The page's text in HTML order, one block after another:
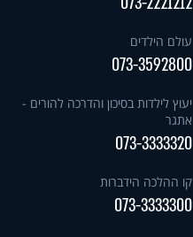
עולם הילדים
073-3592800
יעוץ לילדות בסיכון והדרכה להורים -
אתגר
073-3333320
קו ההלכה הידברות
073-3333300